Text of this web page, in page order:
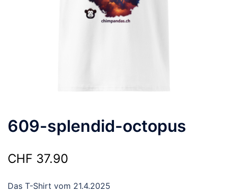
609-splendid-octopus
CHF 37.90
Das T-Shirt vom 21.4.2025